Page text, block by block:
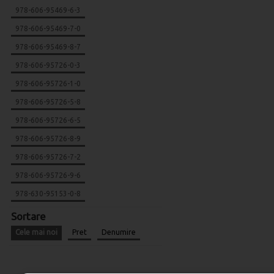
978-606-95469-6-3
978-606-95469-7-0
978-606-95469-8-7
978-606-95726-0-3
978-606-95726-1-0
978-606-95726-5-8
978-606-95726-6-5
978-606-95726-8-9
978-606-95726-7-2
978-606-95726-9-6
978-630-95153-0-8
Sortare
Cele mai noi Pret Denumire